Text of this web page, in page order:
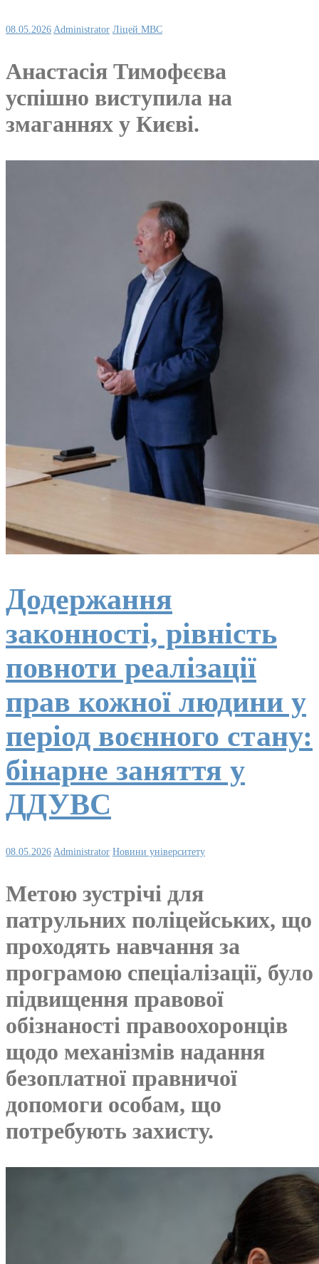
08.05.2026 Administrator Ліцей МВС
Анастасія Тимофєєва
успішно виступила на
змаганнях у Києві.
Додержання
законності, рівність
повноти реалізації
прав кожної людини у
період воєнного стану:
бінарне заняття у
ДДУВС
08.05.2026 Administrator Новини університету
Метою зустрічі для
патрульних поліцейських, що
проходять навчання за
програмою спеціалізації, було
підвищення правової
обізнаності правоохоронців
щодо механізмів надання
безоплатної правничої
допомоги особам, що
потребують захисту.